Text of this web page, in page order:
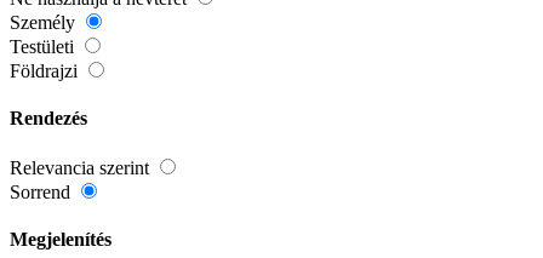
Személy
Testületi
Földrajzi
Rendezés
Relevancia szerint
Sorrend
Megjelenítés